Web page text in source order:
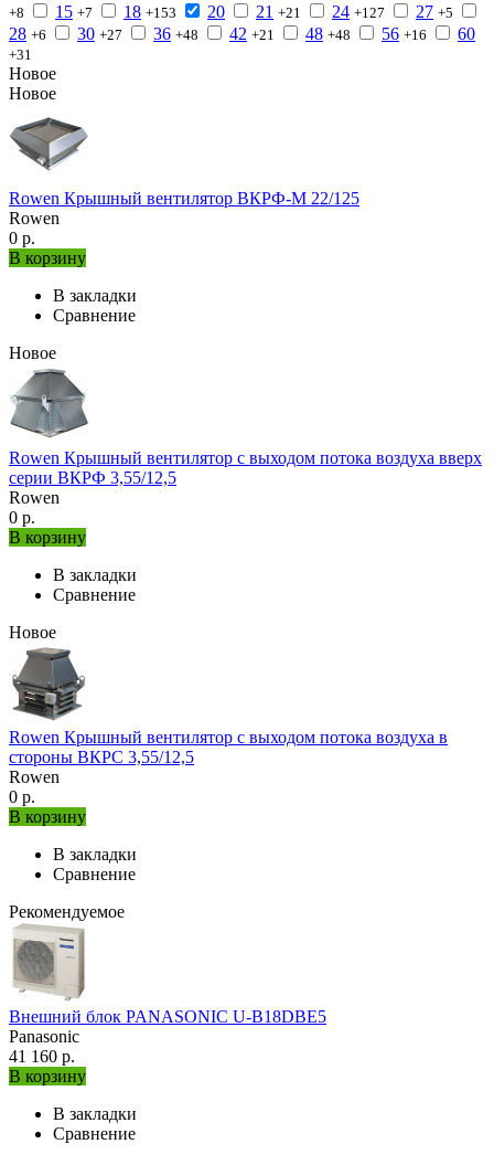
+8 15 +7 18 +153 20 21 +21 24 +127 27 +5
28 +6 30 +27 36 +48 42 +21 48 +48 56 +16 60
+31
Новое
Новое
Rowen Крышный вентилятор ВКРФ-М 22/125
Rowen
0 р.
В корзину
В закладки
Сравнение
Новое
Rowen Крышный вентилятор с выходом потока воздуха вверх
серии ВКРФ 3,55/12,5
Rowen
0 р.
В корзину
В закладки
Сравнение
Новое
Rowen Крышный вентилятор с выходом потока воздуха в
стороны ВКРС 3,55/12,5
Rowen
0 р.
В корзину
В закладки
Сравнение
Рекомендуемое
Внешний блок PANASONIC U-B18DBE5
Panasonic
41 160 р.
В корзину
В закладки
Сравнение